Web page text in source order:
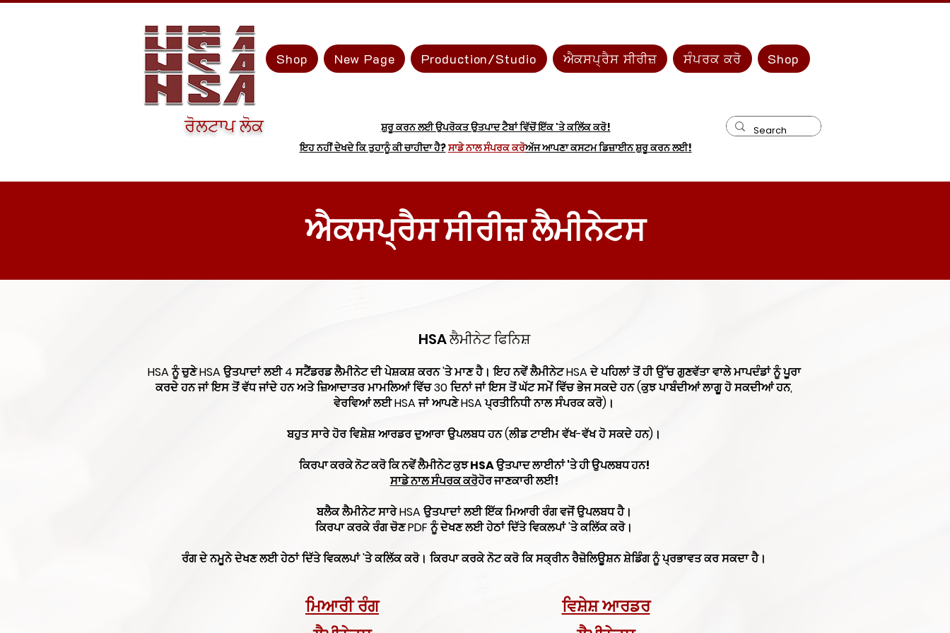
Shop New Page Production/Studio ਐਕਸਪ੍ਰੈਸ ਸੀਰੀਜ਼ ਸੰਪਰਕ ਕਰੋ Shop
ਰੋਲਟਾਪ ਲੋਕ
ਸ਼ੁਰੂ ਕਰਨ ਲਈ ਉਪਰੋਕਤ ਉਤਪਾਦ ਟੈਬਾਂ ਵਿੱਚੋਂ ਇੱਕ 'ਤੇ ਕਲਿੱਕ ਕਰੋ!
ਇਹ ਨਹੀਂ ਦੇਖਦੇ ਕਿ ਤੁਹਾਨੂੰ ਕੀ ਚਾਹੀਦਾ ਹੈ?ਸਾਡੇ ਨਾਲ ਸੰਪਰਕ ਕਰੋਅੱਜ ਆਪਣਾ ਕਸਟਮ ਡਿਜ਼ਾਈਨ ਸ਼ੁਰੂ ਕਰਨ ਲਈ!
ਐਕਸਪ੍ਰੈਸ ਸੀਰੀਜ਼ ਲੈਮੀਨੇਟਸ
HSA ਲੈਮੀਨੇਟ ਫਿਨਿਸ਼
HSA ਨੂੰ ਚੁਣੇ HSA ਉਤਪਾਦਾਂ ਲਈ 4 ਸਟੈਂਡਰਡ ਲੈਮੀਨੇਟ ਦੀ ਪੇਸ਼ਕਸ਼ ਕਰਨ 'ਤੇ ਮਾਣ ਹੈ। ਇਹ ਨਵੇਂ ਲੈਮੀਨੇਟ HSA ਦੇ ਪਹਿਲਾਂ ਤੋਂ ਹੀ ਉੱਚ ਗੁਣਵੱਤਾ ਵਾਲੇ ਮਾਪਦੰਡਾਂ ਨੂੰ ਪੂਰਾ
ਕਰਦੇ ਹਨ ਜਾਂ ਇਸ ਤੋਂ ਵੱਧ ਜਾਂਦੇ ਹਨ ਅਤੇ ਜ਼ਿਆਦਾਤਰ ਮਾਮਲਿਆਂ ਵਿੱਚ 30 ਦਿਨਾਂ ਜਾਂ ਇਸ ਤੋਂ ਘੱਟ ਸਮੇਂ ਵਿੱਚ ਭੇਜ ਸਕਦੇ ਹਨ (ਕੁਝ ਪਾਬੰਦੀਆਂ ਲਾਗੂ ਹੋ ਸਕਦੀਆਂ ਹਨ,
ਵੇਰਵਿਆਂ ਲਈ HSA ਜਾਂ ਆਪਣੇ HSA ਪ੍ਰਤੀਨਿਧੀ ਨਾਲ ਸੰਪਰਕ ਕਰੋ)।
ਬਹੁਤ ਸਾਰੇ ਹੋਰ ਵਿਸ਼ੇਸ਼ ਆਰਡਰ ਦੁਆਰਾ ਉਪਲਬਧ ਹਨ (ਲੀਡ ਟਾਈਮ ਵੱਖ-ਵੱਖ ਹੋ ਸਕਦੇ ਹਨ)।
ਕਿਰਪਾ ਕਰਕੇ ਨੋਟ ਕਰੋ ਕਿ ਨਵੇਂ ਲੈਮੀਨੇਟ ਕੁਝ HSA ਉਤਪਾਦ ਲਾਈਨਾਂ 'ਤੇ ਹੀ ਉਪਲਬਧ ਹਨ!
ਸਾਡੇ ਨਾਲ ਸੰਪਰਕ ਕਰੋਹੋਰ ਜਾਣਕਾਰੀ ਲਈ!
ਬਲੈਕ ਲੈਮੀਨੇਟ ਸਾਰੇ HSA ਉਤਪਾਦਾਂ ਲਈ ਇੱਕ ਮਿਆਰੀ ਰੰਗ ਵਜੋਂ ਉਪਲਬਧ ਹੈ।
ਕਿਰਪਾ ਕਰਕੇ ਰੰਗ ਚੋਣ PDF ਨੂੰ ਦੇਖਣ ਲਈ ਹੇਠਾਂ ਦਿੱਤੇ ਵਿਕਲਪਾਂ 'ਤੇ ਕਲਿੱਕ ਕਰੋ।
ਰੰਗ ਦੇ ਨਮੂਨੇ ਦੇਖਣ ਲਈ ਹੇਠਾਂ ਦਿੱਤੇ ਵਿਕਲਪਾਂ 'ਤੇ ਕਲਿੱਕ ਕਰੋ। ਕਿਰਪਾ ਕਰਕੇ ਨੋਟ ਕਰੋ ਕਿ ਸਕ੍ਰੀਨ ਰੈਜ਼ੋਲਿਊਸ਼ਨ ਸ਼ੇਡਿੰਗ ਨੂੰ ਪ੍ਰਭਾਵਤ ਕਰ ਸਕਦਾ ਹੈ।
ਮਿਆਰੀ ਰੰਗ
ਵਿਸ਼ੇਸ਼ ਆਰਡਰ